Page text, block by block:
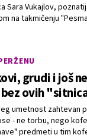
Sara Vukajlov,
na takmičenju
grudi i još
ovih
umetnost zahtevan
- ne torbu, nego
predmeti u tim